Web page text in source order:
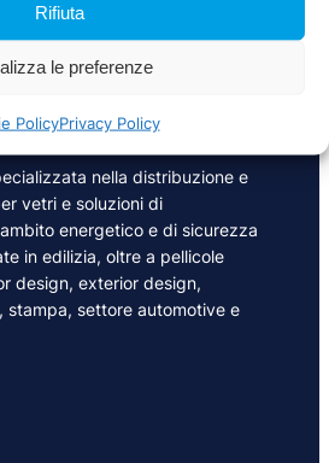
Rifiuta
le preferenze
PolicyPrivacy Policy
nella distribuzione e
vetri e soluzioni di
energetico e di sicurezza
in edilizia, oltre a pellicole
design, exterior design,
stampa, settore automotive e